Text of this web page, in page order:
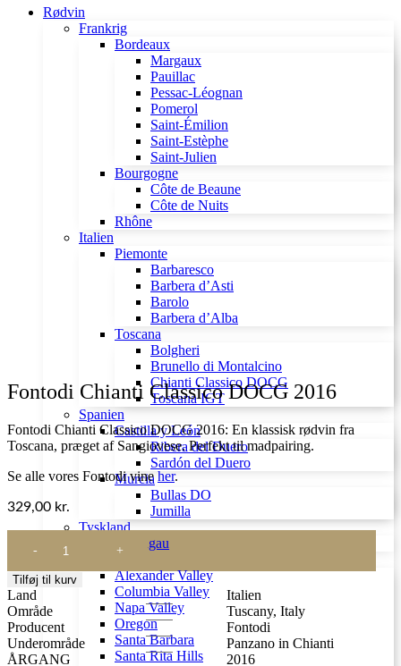
Rødvin
Frankrig
Bordeaux
Margaux
Pauillac
Pessac-Léognan
Pomerol
Saint-Émilion
Saint-Estèphe
Saint-Julien
Bourgogne
Côte de Beaune
Côte de Nuits
Rhône
Italien
Piemonte
Barbaresco
Barbera d’Asti
Barolo
Barbera d’Alba
Toscana
Bolgheri
Brunello di Montalcino
Chianti Classico DOCG
Toscana IGT
Spanien
Castilla y León
Ribera del Duero
Sardón del Duero
Murcia
Bullas DO
Jumilla
Tyskland
Rheingau
Alexander Valley
Columbia Valley
Napa Valley
Oregon
Santa Barbara
Santa Rita Hills
Fontodi Chianti Classico DOCG 2016
Fontodi Chianti Classico DOCG 2016: En klassisk rødvin fra
Toscana, præget af Sangiovese. Perfekt til madpairing.
Se alle vores Fontodi vine her.
329,00 kr.
Chianti
Classico
DOCG
2016
antal
Tilføj til kurv
Land
Italien
Område
Tuscany, Italy
Producent
Fontodi
Underområde
Panzano in Chianti
ÅRGANG
2016